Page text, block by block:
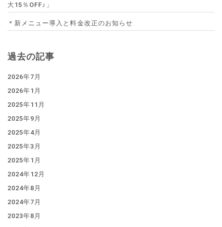
大15％OFF♪」
＊新メニュー導入と料金改正のお知らせ
過去の記事
2026年7月
2026年1月
2025年11月
2025年9月
2025年4月
2025年3月
2025年1月
2024年12月
2024年8月
2024年7月
2023年8月